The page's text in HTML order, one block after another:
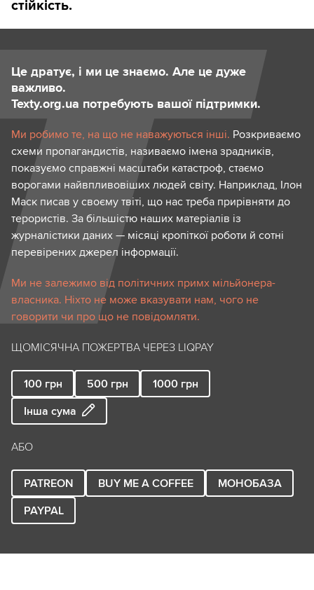
стійкість.
Це дратує, і ми це знаємо. Але це дуже
важливо.
Texty.org.ua потребують вашої підтримки.
Ми робимо те, на що не наважуються інші. Розкриваємо
схеми пропагандистів, називаємо імена зрадників,
показуємо справжні масштаби катастроф, стаємо
ворогами найвпливовіших людей світу. Наприклад, Ілон
Маск писав у своєму твіті, що нас треба прирівняти до
терористів. За більшістю наших матеріалів із
журналістики даних — місяці кропіткої роботи й сотні
перевірених джерел інформації.
Ми не залежимо від політичних примх мільйонера-
власника. Ніхто не може вказувати нам, чого не
говорити чи про що не повідомляти.
ЩОМІСЯЧНА ПОЖЕРТВА ЧЕРЕЗ LIQPAY
100 грн 500 грн 1000 грн
Інша сума
АБО
PATREON BUY ME A COFFEE
МОНОБАЗА
PAYPAL